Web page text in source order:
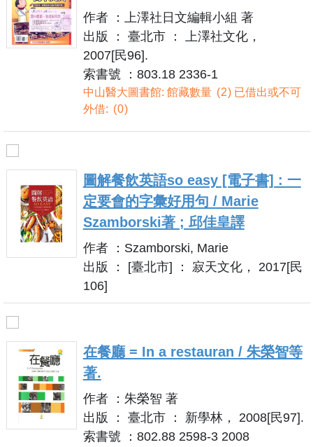
作者 ：上澤社日文編輯小組 著
出版 ： 臺北市 ： 上澤社文化，
2007[民96].
索書號 ：803.18 2336-1
中山醫大圖書館: 館藏數量 2 已借出或不可
外借:
0
圖解餐飲英語so easy [電子書] : 一
定要會的字彙好用句 / Marie
Szamborski著 ; 邱佳皇譯
作者 ：Szamborski, Marie
出版 ： [臺北市] ： 寂天文化， 2017[民
106]
在餐廳 = In a restauran / 朱榮智等
著.
作者 ：朱榮智 著
出版 ： 臺北市 ： 新學林， 2008[民97].
索書號 ：802.88 2598-3 2008